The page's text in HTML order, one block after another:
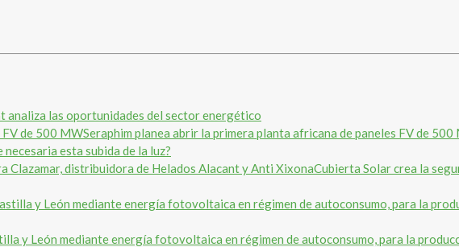
analiza las oportunidades del sector energético
Seraphim planea abrir la primera planta africana de paneles FV de 500
necesaria esta subida de la luz?
Cubierta Solar crea la
y León mediante energía fotovoltaica en régimen de autoconsumo, para la